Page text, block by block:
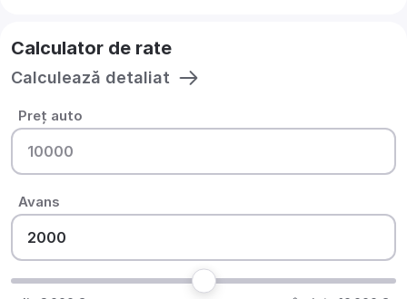
Calculator de rate
Calculează detaliat
Preț auto
Avans